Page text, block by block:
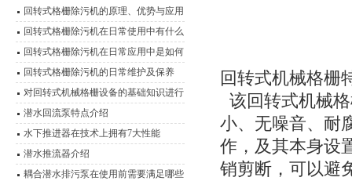
回转式格栅除污机的原理、优势与应用
回转式格栅除污机在日常使用中有什么
优点？
回转式格栅除污机在日常应用中是如何
运行的？
回转式格栅除污机的日常维护及保养
对回转式机械格栅设备的基础知识进行
详细说明
潜水回流泵特点介绍
水下推进器在技术上拥有7大性能
潜水推流器介绍
耦合潜水排污泵在使用前需要满足哪些
回转式机械格栅
该回转式机械
小、无噪音、耐
作，及其本身设
销剪断，可以避